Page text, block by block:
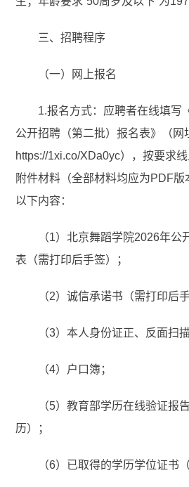
三、招聘程序
（一）网上报名
1.报名方式：应聘者在线填写
公开招聘（第二批）报名表》（网
https://1xi.co/XDa0yc），按要求
附件材料（全部材料均应为PDF
以下内容：
（1）北京舞蹈学院2026年公
表（需打印后手签）；
（2）诚信承诺书（需打印后
（3）本人身份证正、反面扫描
（4）户口簿；
（5）教育部学历在线验证报
历）；
（6）已取得的学历学位证书